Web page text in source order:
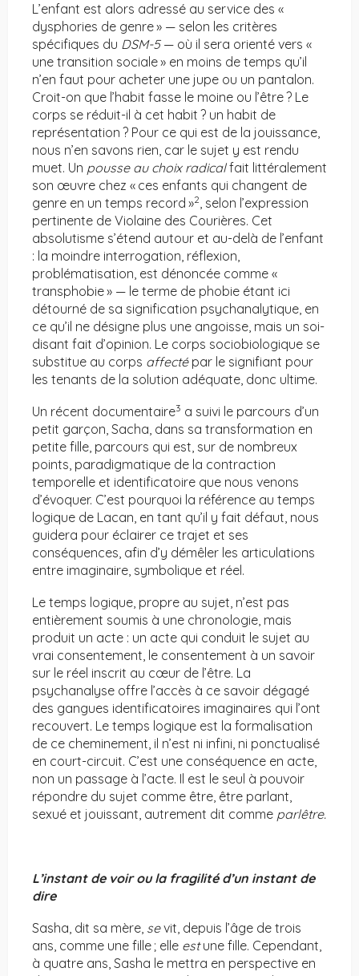
L’enfant est alors adressé au service des «
dysphories de genre » — selon les critères
spécifiques du DSM-5 — où il sera orienté vers «
une transition sociale » en moins de temps qu’il
n’en faut pour acheter une jupe ou un pantalon.
Croit-on que l’habit fasse le moine ou l’être ? Le
corps se réduit-il à cet habit ? un habit de
représentation ? Pour ce qui est de la jouissance,
nous n’en savons rien, car le sujet y est rendu
muet. Un pousse au choix radicalfait littéralement
son œuvre chez « ces enfants qui changent de
genre en un temps record »2, selon l’expression
pertinente de Violaine des Courières. Cet
absolutisme s’étend autour et au-delà de l’enfant
: la moindre interrogation, réflexion,
problématisation, est dénoncée comme «
transphobie » — le terme de phobie étant ici
détourné de sa signification psychanalytique, en
ce qu’il ne désigne plus une angoisse, mais un soi-
disant fait d’opinion. Le corps sociobiologique se
substitue au corps affecté par le signifiant pour
les tenants de la solution adéquate, donc ultime.
Un récent documentaire3 a suivi le parcours d’un
petit garçon, Sacha, dans sa transformation en
petite fille, parcours qui est, sur de nombreux
points, paradigmatique de la contraction
temporelle et identificatoire que nous venons
d’évoquer. C’est pourquoi la référence au temps
logique de Lacan, en tant qu’il y fait défaut, nous
guidera pour éclairer ce trajet et ses
conséquences, afin d’y démêler les articulations
entre imaginaire, symbolique et réel.
Le temps logique, propre au sujet, n’est pas
entièrement soumis à une chronologie, mais
produit un acte : un acte qui conduit le sujet au
vrai consentement, le consentement à un savoir
sur le réel inscrit au cœur de l’être. La
psychanalyse offre l’accès à ce savoir dégagé
des gangues identificatoires imaginaires qui l’ont
recouvert. Le temps logique est la formalisation
de ce cheminement, il n’est ni infini, ni ponctualisé
en court-circuit. C’est une conséquence en acte,
non un passage à l’acte. Il est le seul à pouvoir
répondre du sujet comme être, être parlant,
sexué et jouissant, autrement dit comme parlêtre.
L’instant de voir ou la fragilité d’un instant de
dire
Sasha, dit sa mère, sevit, depuis l’âge de trois
ans, comme une fille ; elle estune fille. Cependant,
à quatre ans, Sasha le mettra en perspective en